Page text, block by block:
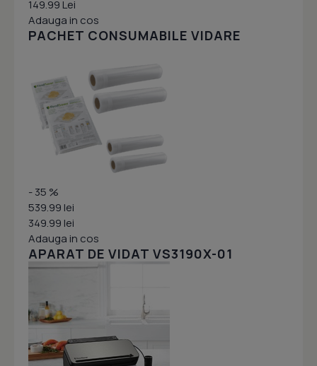
149.99 Lei
Adauga in cos
PACHET CONSUMABILE VIDARE
- 35 %
539.99 lei
349.99 lei
Adauga in cos
APARAT DE VIDAT VS3190X-01